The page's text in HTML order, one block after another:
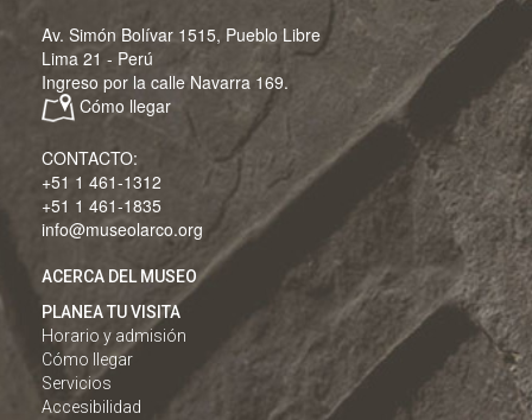
Av. Simón Bolívar 1515, Pueblo Libre
Lima 21 - Perú
Ingreso por la calle Navarra 169.
Cómo llegar
CONTACTO:
+51 1 461-1312
+51 1 461-1835
info@museolarco.org
ACERCA DEL MUSEO
PLANEA TU VISITA
Horario y admisión
Cómo llegar
Servicios
Accesibilidad